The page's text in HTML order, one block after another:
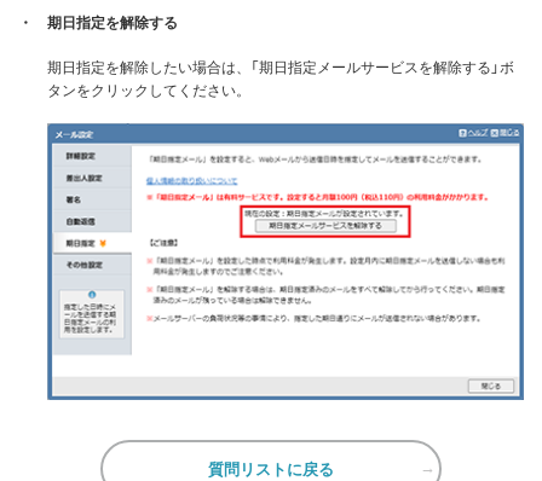
・ 期日指定を解除する
期日指定を解除したい場合は、「期日指定メールサービスを解除する」ボ
タンをクリックしてください。
質問リストに戻る